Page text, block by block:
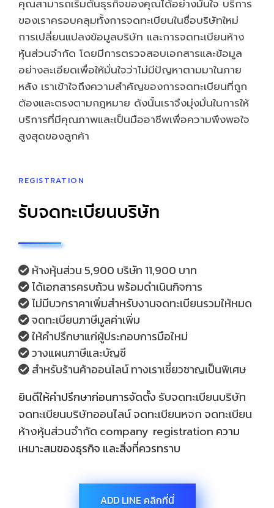
คุณสามารถเริ่มต้นธุรกิจของคุณได้อย่างมั่นใจ บริการ
ของเราครอบคลุมทั้งการจดทะเบียนในชื่อบริษัทใหม่
การเปลี่ยนแปลงข้อมูลบริษัท และการจดทะเบียนห้าง
หุ้นส่วนจำกัด โดยมีการตรวจสอบเอกสารและข้อมูล
อย่างละเอียดเพื่อให้มั่นใจว่าไม่มีปัญหาตามมาในภาย
หลัง เราเข้าใจถึงความสำคัญของการจดทะเบียนที่ถูก
ต้องและตรงตามกฎหมาย ดังนั้นเราจึงมุ่งมั่นในการให้
บริการที่มีคุณภาพและเป็นมืออาชีพเพื่อความพึงพอใจ
สูงสุดของลูกค้า
REGISTRATION
รับจดทะเบียนบริษัท
ห้างหุ้นส่วน 5,900 บริษัท 11,900 บาท
ได้เอกสารครบถ้วน พร้อมดำเนินกิจการ
ไม่มีบวกราคาเพิ่มสำหรับงานจดทะเบียนรวมให้หมด
จดทะเบียนภาษีมูลค่าเพิ่ม
ให้คำปรึกษาแก่ผู้ประกอบการมือใหม่
วางแผนภาษีและบัญชี
สำหรับร้านค้าออนไลน์ ทางเราเชี่ยวชาญเป็นพิเศษ
ยินดีให้คำปรึกษาก่อนการจัดตั้ง รับจดทะเบียนบริษัท
จดทะเบียนบริษัทออนไลน์จดทะเบียนหจก จดทะเบียน
ห้างหุ้นส่วนจำกัด company registration ความ
เหมาะสมของธุรกิจ และสิ่งที่ควรทราบ
ADD LINE คลิกที่นี่